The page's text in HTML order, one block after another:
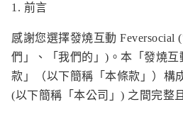
1. 前言
感謝您選擇發燒互動 Feversocial
們」、「我們的」)。本「發燒互
款」（以下簡稱「本條款」）構
(以下簡稱「本公司」) 之間完整